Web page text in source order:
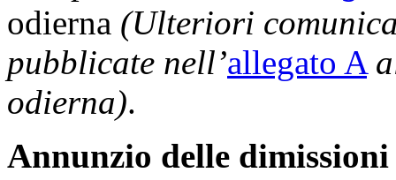
odierna (Ulteriori
pubblicate nell’allegato A
odierna).
Annunzio delle